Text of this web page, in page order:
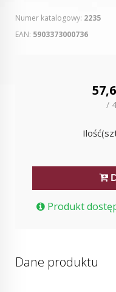
Numer katalogowy: 2235
EAN: 5903373000736
/
Produkt
Dane produktu